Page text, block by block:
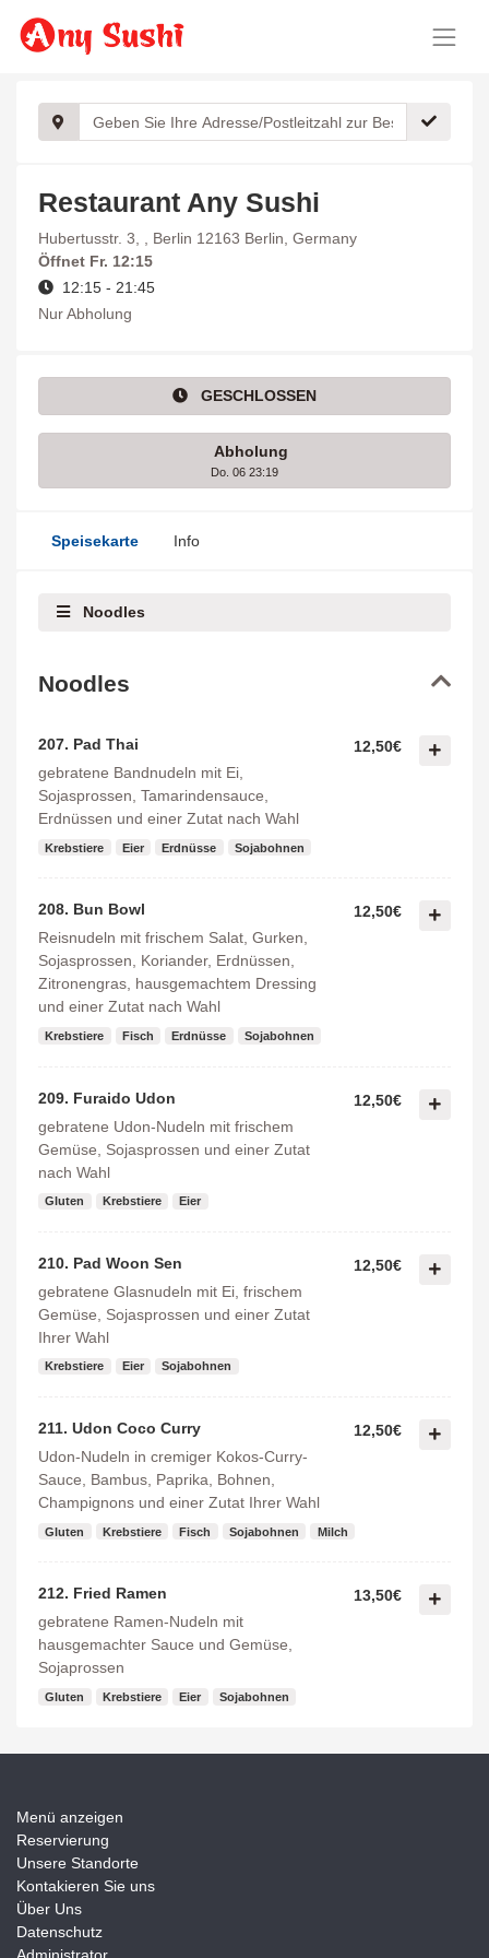
Restaurant Any Sushi
Hubertusstr. 3, , Berlin 12163 Berlin, Germany
Öffnet Fr. 12:15
12:15 - 21:45
Nur Abholung
GESCHLOSSEN
Abholung
Do. 06 23:19
Speisekarte Info
Noodles
Noodles
207. Pad Thai
gebratene Bandnudeln mit Ei,
Sojasprossen, Tamarindensauce,
Erdnüssen und einer Zutat nach Wahl
12,50€
Krebstiere Eier Erdnüsse Sojabohnen
208. Bun Bowl
Reisnudeln mit frischem Salat, Gurken,
Sojasprossen, Koriander, Erdnüssen,
Zitronengras, hausgemachtem Dressing
und einer Zutat nach Wahl
12,50€
Krebstiere Fisch Erdnüsse Sojabohnen
209. Furaido Udon
gebratene Udon-Nudeln mit frischem
Gemüse, Sojasprossen und einer Zutat
nach Wahl
12,50€
Gluten Krebstiere Eier
210. Pad Woon Sen
gebratene Glasnudeln mit Ei, frischem
Gemüse, Sojasprossen und einer Zutat
Ihrer Wahl
12,50€
Krebstiere Eier Sojabohnen
211. Udon Coco Curry
Udon-Nudeln in cremiger Kokos-Curry-
Sauce, Bambus, Paprika, Bohnen,
Champignons und einer Zutat Ihrer Wahl
12,50€
Gluten Krebstiere Fisch Sojabohnen Milch
212. Fried Ramen
gebratene Ramen-Nudeln mit
hausgemachter Sauce und Gemüse,
Sojaprossen
13,50€
Gluten Krebstiere Eier Sojabohnen
Menü anzeigen
Reservierung
Unsere Standorte
Kontakieren Sie uns
Über Uns
Datenschutz